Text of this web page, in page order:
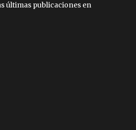
últimas publicaciones en